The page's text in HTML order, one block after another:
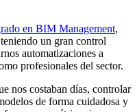
en BIM Management,
un gran control
automatizaciones a
profesionales del sector.
nos costaban días, controlar
de forma cuidadosa y